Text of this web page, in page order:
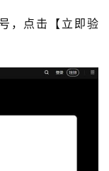
，点击【立即验